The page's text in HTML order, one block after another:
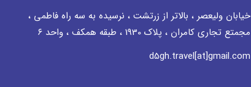
خیابان ولیعصر ، بالاتر از زرتشت ، نرسيده به سه راه فاطمی ،
مجمتع تجاری كامران ، پلاک 1930 ، طبقه همکف ، واحد ٦
d5gh.travel[at]gmail.com